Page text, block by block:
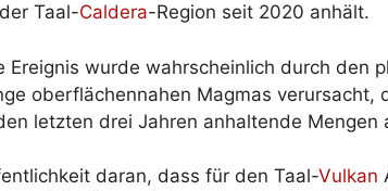
Taal-Caldera-Region seit 2020 anhält.
Ereignis wurde wahrscheinlich durch den
oberflächennahen Magmas verursacht,
letzten drei Jahren anhaltende Mengen
daran, dass für den Taal-Vulkan